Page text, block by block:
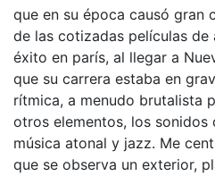
que en su época causó gran
de las cotizadas películas de
éxito en parís, al llegar a
que su carrera estaba en
rítmica, a menudo brutalista
otros elementos, los sonidos
música atonal y jazz. Me
que se observa un exterior,